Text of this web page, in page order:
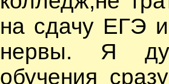
на сдачу ЕГЭ
нервы. Я
обучения